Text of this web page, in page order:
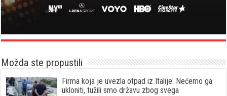
Možda ste propustili
Firma koja je uvezla otpad iz Italije: Nećemo ga
ukloniti, tužili smo državu zbog svega